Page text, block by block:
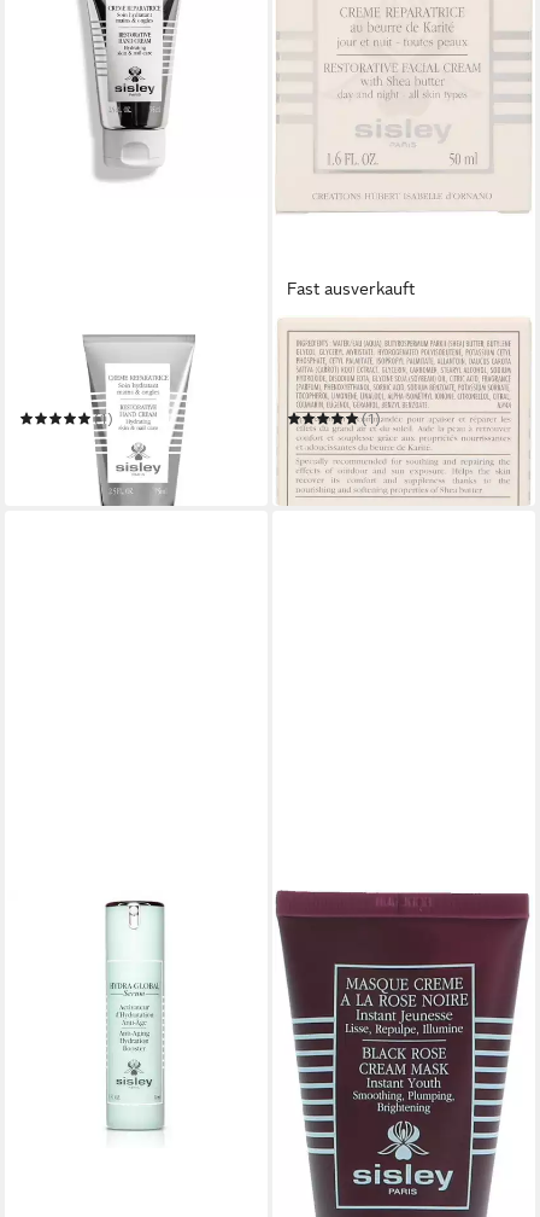
Nagelpflegecreme Creme
Reparatrice Mains
(1)
ab 64,75 €
(86,33 €/ 100 ml)
in 2-3 Werktagen bei dir
Fast ausverkauft
SISLEY
Gesichtspflege
RESTORATIVE FACIAL
CREAM WITH SHEA BUTTER
(1)
169,52 €
(3.390,40 €/ 1 l)
lieferbar in 3 Wochen